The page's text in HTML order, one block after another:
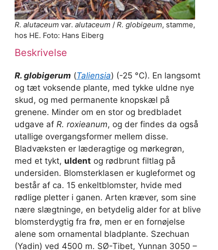
R. alutaceum var. alutaceum / R. globigeum, stamme,
hos HE. Foto: Hans Eiberg
Beskrivelse
R. globigerum (Taliensia) (-25 °C). En langsomt
og tæt voksende plante, med tykke uldne nye
skud, og med permanente knopskæl på
grenene. Minder om en stor og bredbladet
udgave af R. roxieanum, og der findes da også
utallige overgangsformer mellem disse.
Bladvæksten er læderagtige og mørkegrøn,
med et tykt, uldent og rødbrunt filtlag på
undersiden. Blomsterklasen er kugleformet og
består af ca. 15 enkeltblomster, hvide med
rødlige pletter i ganen. Arten kræver, som sine
nære slægtninge, en betydelig alder for at blive
blomsterdygtig fra frø, men er en fornøjelse
alene som ornamental bladplante. Szechuan
(Yadin) ved 4500 m. SØ-Tibet, Yunnan 3050 –